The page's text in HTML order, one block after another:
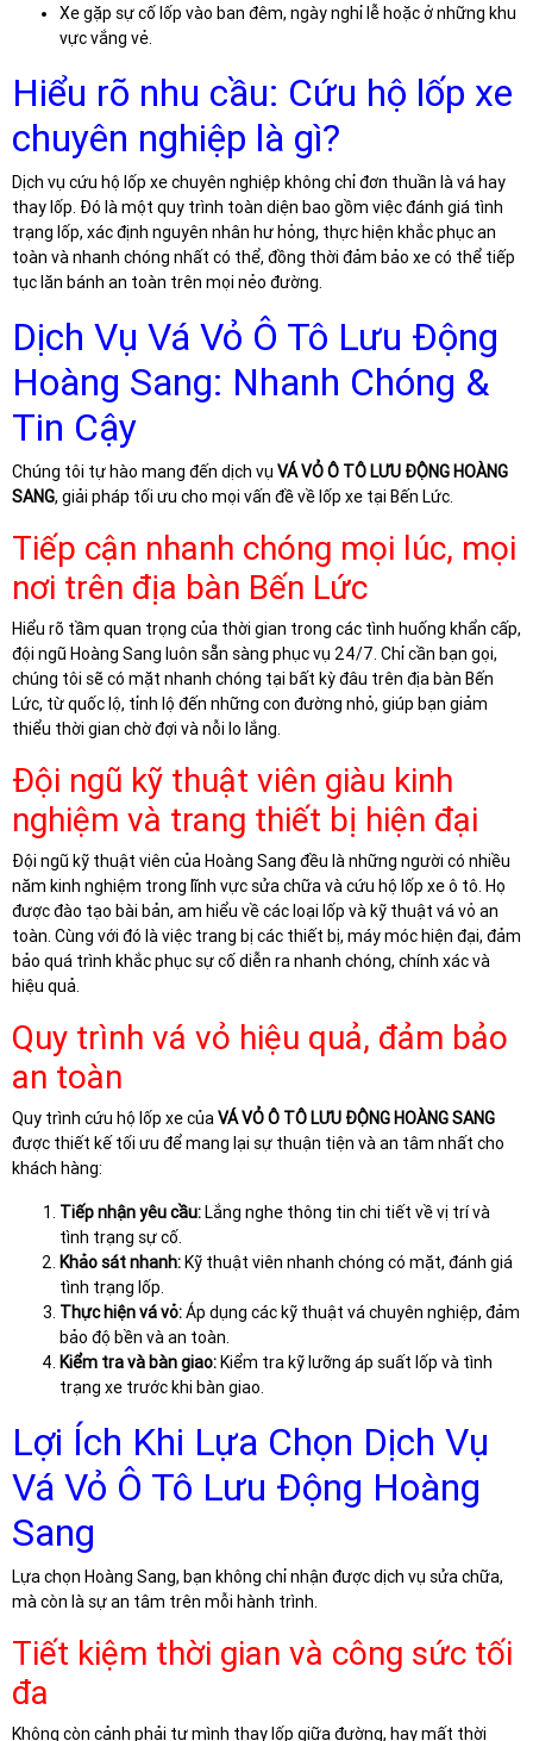
Xe gặp sự cố lốp vào ban đêm, ngày nghỉ lễ hoặc ở những khu
vực vắng vẻ.
Hiểu rõ nhu cầu: Cứu hộ lốp xe
chuyên nghiệp là gì?
Dịch vụ cứu hộ lốp xe chuyên nghiệp không chỉ đơn thuần là vá hay
thay lốp. Đó là một quy trình toàn diện bao gồm việc đánh giá tình
trạng lốp, xác định nguyên nhân hư hỏng, thực hiện khắc phục an
toàn và nhanh chóng nhất có thể, đồng thời đảm bảo xe có thể tiếp
tục lăn bánh an toàn trên mọi nẻo đường.
Dịch Vụ Vá Vỏ Ô Tô Lưu Động
Hoàng Sang: Nhanh Chóng &
Tin Cậy
Chúng tôi tự hào mang đến dịch vụ VÁ VỎ Ô TÔ LƯU ĐỘNG HOÀNG
SANG, giải pháp tối ưu cho mọi vấn đề về lốp xe tại Bến Lức.
Tiếp cận nhanh chóng mọi lúc, mọi
nơi trên địa bàn Bến Lức
Hiểu rõ tầm quan trọng của thời gian trong các tình huống khẩn cấp,
đội ngũ Hoàng Sang luôn sẵn sàng phục vụ 24/7. Chỉ cần bạn gọi,
chúng tôi sẽ có mặt nhanh chóng tại bất kỳ đâu trên địa bàn Bến
Lức, từ quốc lộ, tỉnh lộ đến những con đường nhỏ, giúp bạn giảm
thiểu thời gian chờ đợi và nỗi lo lắng.
Đội ngũ kỹ thuật viên giàu kinh
nghiệm và trang thiết bị hiện đại
Đội ngũ kỹ thuật viên của Hoàng Sang đều là những người có nhiều
năm kinh nghiệm trong lĩnh vực sửa chữa và cứu hộ lốp xe ô tô. Họ
được đào tạo bài bản, am hiểu về các loại lốp và kỹ thuật vá vỏ an
toàn. Cùng với đó là việc trang bị các thiết bị, máy móc hiện đại, đảm
bảo quá trình khắc phục sự cố diễn ra nhanh chóng, chính xác và
hiệu quả.
Quy trình vá vỏ hiệu quả, đảm bảo
an toàn
Quy trình cứu hộ lốp xe của VÁ VỎ Ô TÔ LƯU ĐỘNG HOÀNG SANG
được thiết kế tối ưu để mang lại sự thuận tiện và an tâm nhất cho
khách hàng:
Tiếp nhận yêu cầu: Lắng nghe thông tin chi tiết về vị trí và
tình trạng sự cố.
Khảo sát nhanh: Kỹ thuật viên nhanh chóng có mặt, đánh giá
tình trạng lốp.
Thực hiện vá vỏ:Áp dụng các kỹ thuật vá chuyên nghiệp, đảm
bảo độ bền và an toàn.
Kiểm tra và bàn giao: Kiểm tra kỹ lưỡng áp suất lốp và tình
trạng xe trước khi bàn giao.
Lợi Ích Khi Lựa Chọn Dịch Vụ
Vá Vỏ Ô Tô Lưu Động Hoàng
Sang
Lựa chọn Hoàng Sang, bạn không chỉ nhận được dịch vụ sửa chữa,
mà còn là sự an tâm trên mỗi hành trình.
Tiết kiệm thời gian và công sức tối
đa
Không còn cảnh phải tự mình thay lốp giữa đường, hay mất thời